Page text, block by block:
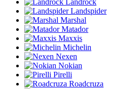
Landspider
Marshal
Matador
Maxxis
Michelin
Nexen
Nokian
Pirelli
Roadcruza